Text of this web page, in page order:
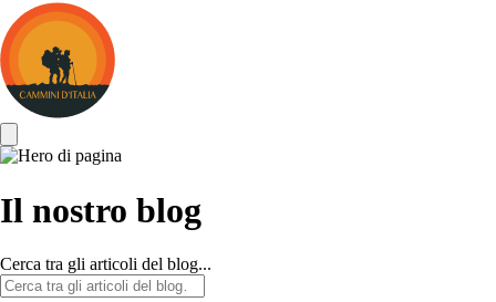
Cammini
d&#039;Italia
Il nostro blog
Cerca tra gli articoli del blog...